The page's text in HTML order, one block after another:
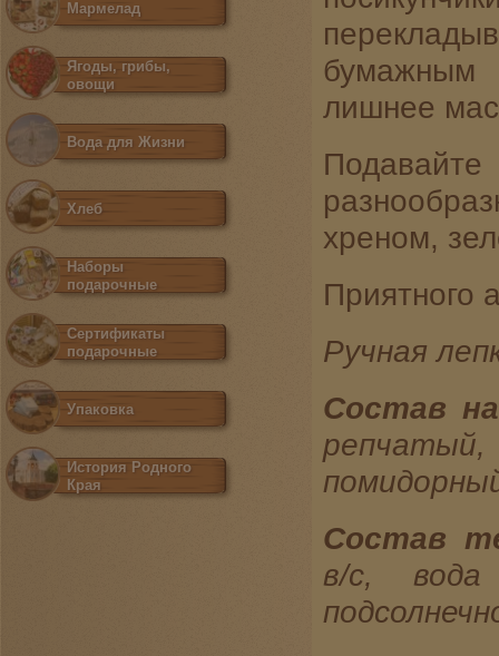
бумажным
лишнее
хреном,
Приятного
Ручная
Состав
Состав
в/с,
Мармелад
Ягоды, грибы,
овощи
Вода для Жизни
Хлеб
Наборы
подарочные
Сертификаты
подарочные
Упаковка
История Родного
Края